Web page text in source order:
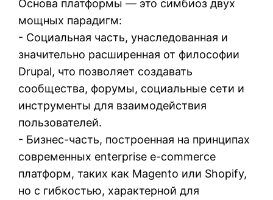
Основа платформы — это симбиоз двух
мощных парадигм:
- Социальная часть, унаследованная и
значительно расширенная от философии
Drupal, что позволяет создавать
сообщества, форумы, социальные сети и
инструменты для взаимодействия
пользователей.
- Бизнес-часть, построенная на принципах
современных enterprise e-commerce
платформ, таких как Magento или Shopify,
но с гибкостью, характерной для